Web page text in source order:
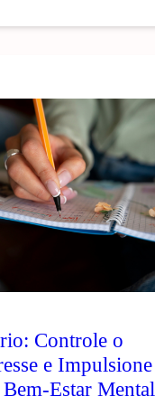
Controle o
e Impulsione
Bem-Estar Mental